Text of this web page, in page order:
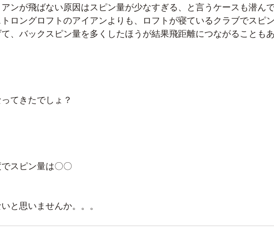
ンが飛ばない原因はスピン量が少なすぎる、と言うケースも潜ん
ロングロフトのアイアンよりも、ロフトが寝ているクラブでスピン
、バックスピン量を多くしたほうが結果飛距離につながることもあ
てきたでしょ？
スピン量は〇〇
と思いませんか。。。